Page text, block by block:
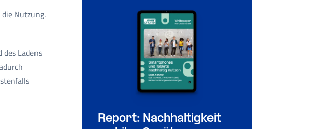
Nutzung.
Ladens
Report: Nachhaltigkeit